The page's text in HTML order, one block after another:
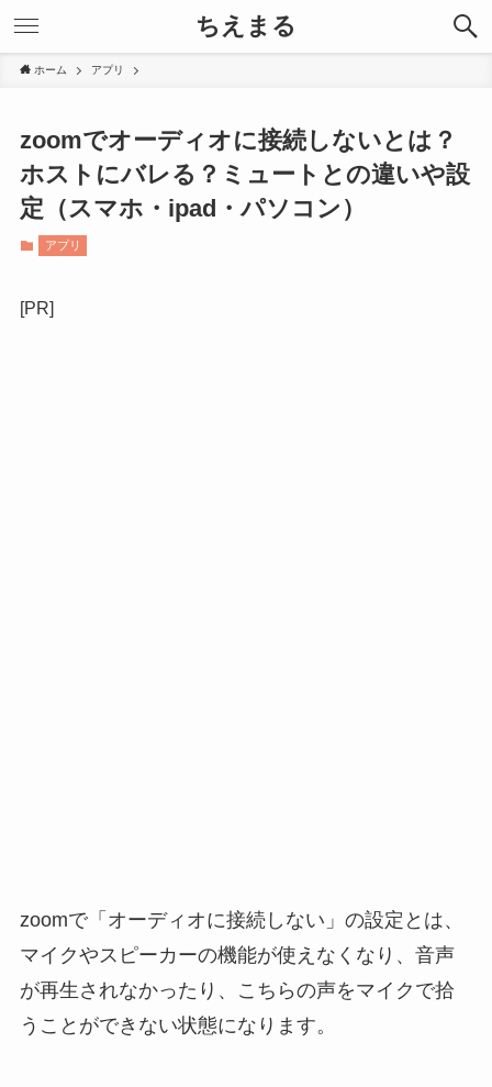
ちえまる
ホーム アプリ
zoomでオーディオに接続しないとは？
ホストにバレる？ミュートとの違いや設
定（スマホ・ipad・パソコン）
アプリ
[PR]
zoomで「オーディオに接続しない」の設定とは、
マイクやスピーカーの機能が使えなくなり、音声
が再生されなかったり、こちらの声をマイクで拾
うことができない状態になります。